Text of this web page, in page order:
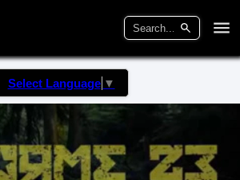
Select Language ▼